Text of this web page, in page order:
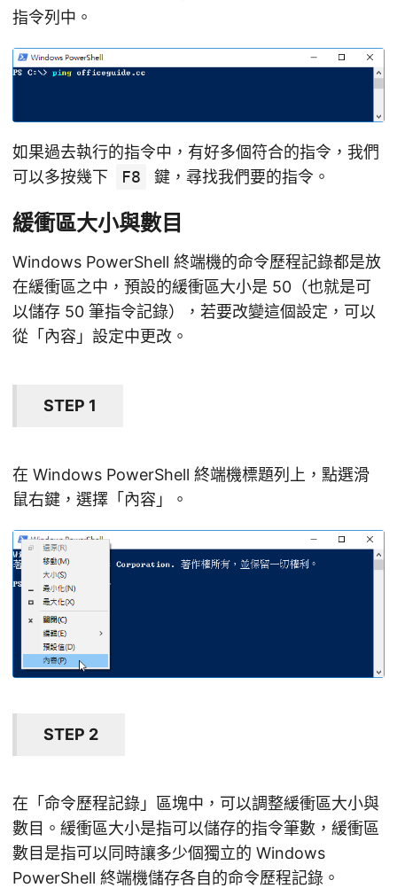
指令列中。
如果過去執行的指令中，有好多個符合的指令，我們
可以多按幾下
F8 鍵，尋找我們要的指令。
緩衝區大小與數目
Windows PowerShell 終端機的命令歷程記錄都是放
在緩衝區之中，預設的緩衝區大小是 50（也就是可
以儲存 50 筆指令記錄），若要改變這個設定，可以
從「內容」設定中更改。
STEP 1
在 Windows PowerShell 終端機標題列上，點選滑
鼠右鍵，選擇「內容」。
STEP 2
在「命令歷程記錄」區塊中，可以調整緩衝區大小與
數目。緩衝區大小是指可以儲存的指令筆數，緩衝區
數目是指可以同時讓多少個獨立的 Windows
PowerShell 終端機儲存各自的命令歷程記錄。